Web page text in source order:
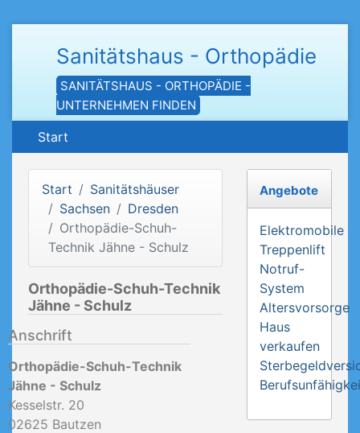
Sanitätshaus - Orthopädie
SANITÄTSHAUS - ORTHOPÄDIE -
UNTERNEHMEN FINDEN
Start
Start
Sanitätshäuser
Sachsen
Dresden
Orthopädie-Schuh-
Technik Jähne - Schulz
Orthopädie-Schuh-Technik
Jähne - Schulz
Anschrift
Orthopädie-Schuh-Technik
Jähne - Schulz
Kesselstr. 20
02625 Bautzen
Angebote
Elektromobile
Treppenlift
Notruf-
System
Altersvorsorge
Haus
verkaufen